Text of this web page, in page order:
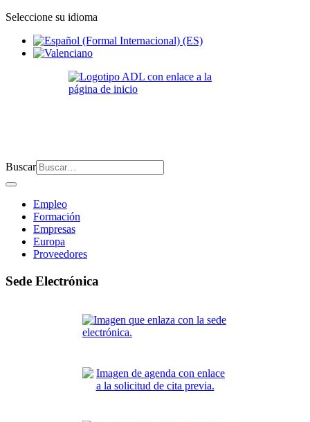
Seleccione su idioma
Buscar
Empleo
Formación
Empresas
Europa
Proveedores
Sede Electrónica